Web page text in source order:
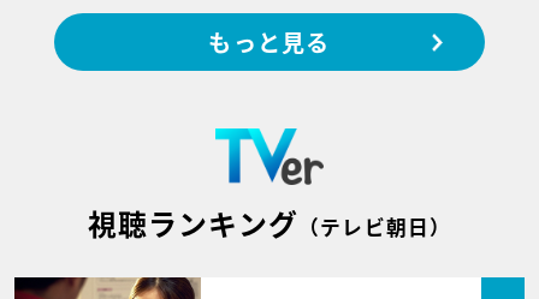
もっと見る
視聴ランキング （テレビ朝日）